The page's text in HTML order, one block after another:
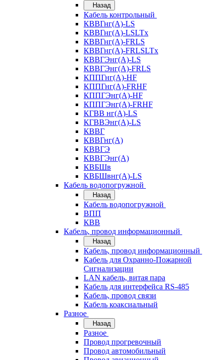
Назад
Кабель контрольный
КВВГнг(А)-LS
КВВГнг(А)-LSLTx
КВВГнг(А)-FRLS
КВВГнг(А)-FRLSLTx
КВВГЭнг(А)-LS
КВВГЭнг(А)-FRLS
КППГнг(А)-HF
КППГнг(А)-FRHF
КППГЭнг(А)-HF
КППГЭнг(А)-FRHF
КГВВ нг(А)-LS
КГВВЭнг(А)-LS
КВВГ
КВВГнг(А)
КВВГЭ
КВВГЭнг(А)
КВБШв
КВБШвнг(А)-LS
Кабель водопогружной
Назад
Кабель водопогружной
ВПП
КВВ
Кабель, провод информационный
Назад
Кабель, провод информационный
Кабель для Охранно-Пожарной
Сигнализации
LAN кабель, витая пара
Кабель для интерфейса RS-485
Кабель, провод связи
Кабель коаксиальный
Разное
Назад
Разное
Провод прогревочный
Провод автомобильный